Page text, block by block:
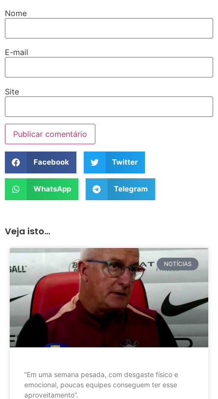
Nome
E-mail
Site
Facebook Twitter
WhatsApp Telegram
Veja isto...
NOTÍCIAS
”Em uma semana pesada, com desgaste físico e
emocional, poucas equipes conseguem ter esse
aproveitamento”.